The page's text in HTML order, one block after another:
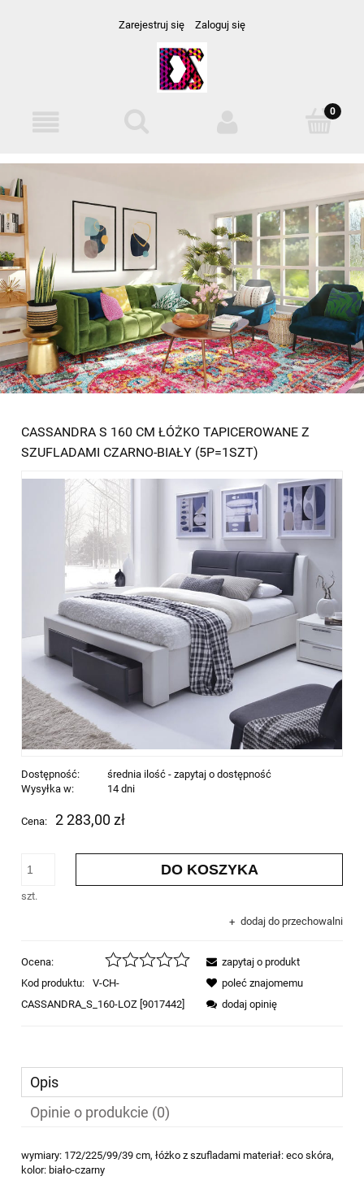
Zarejestruj się Zaloguj się
CASSANDRA S 160 CM ŁÓŻKO TAPICEROWANE Z
SZUFLADAMI CZARNO-BIAŁY (5P=1SZT)
Dostępność:
średnia ilość - zapytaj o dostępność
Wysyłka w:
14 dni
Cena: 2 283,00 zł
szt.
DO KOSZYKA
dodaj do przechowalni
Ocena:
Kod produktu:
V-CH-
CASSANDRA_S_160-LOZ [9017442]
zapytaj o produkt
poleć znajomemu
dodaj opinię
Opis
Opinie o produkcie (0)
wymiary: 172/225/99/39 cm, łóżko z szufladami materiał: eco skóra,
kolor: biało-czarny